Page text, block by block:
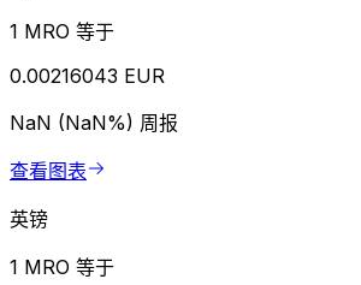
1 MRO 等于
0.00216043 EUR
NaN (NaN%) 周报
查看图表
英镑
1 MRO 等于